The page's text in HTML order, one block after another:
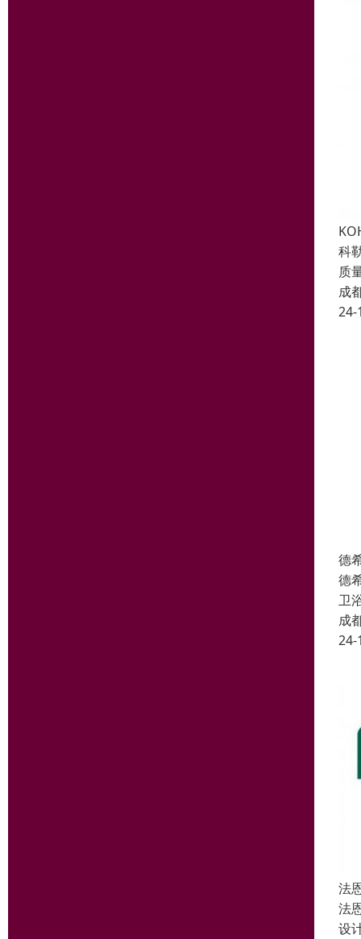
科
质
成
24-
德
德
卫
成
24-
法
法
设